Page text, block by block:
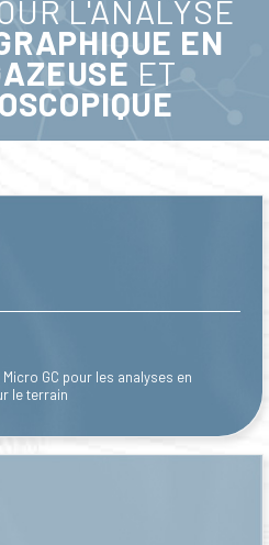
L'ANALYSE
EN
ET
GC pour les analyses en
le terrain